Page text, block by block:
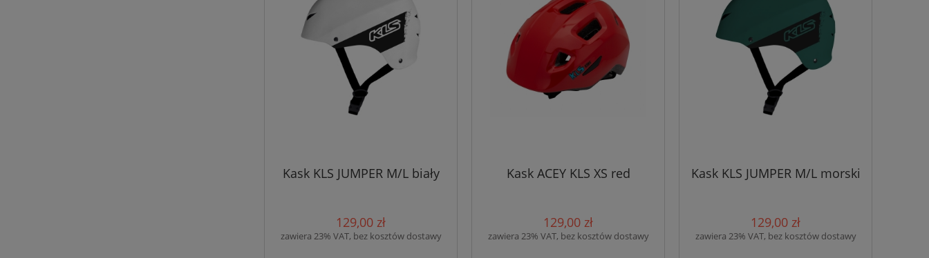
Kask KLS JUMPER M/L biały
129,00 zł
zawiera 23% VAT, bez kosztów dostawy
Kask ACEY KLS XS red
129,00 zł
zawiera 23% VAT, bez kosztów dostawy
Kask KLS JUMPER M/L morski
129,00 zł
zawiera 23% VAT, bez kosztów dostawy